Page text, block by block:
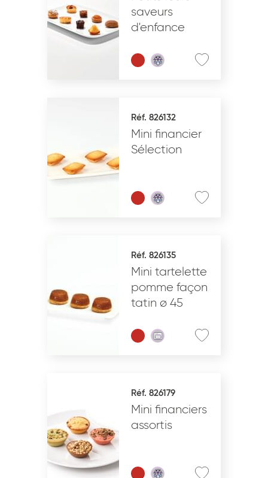
saveurs
d'enfance
Réf. 826132
Mini financier
Sélection
Réf. 826135
Mini tartelette
pomme façon
tatin ø 45
Réf. 826179
Mini financiers
assortis